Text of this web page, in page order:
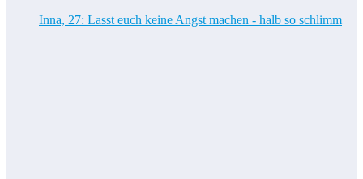
Inna, 27: Lasst euch keine Angst machen - halb so schlimm